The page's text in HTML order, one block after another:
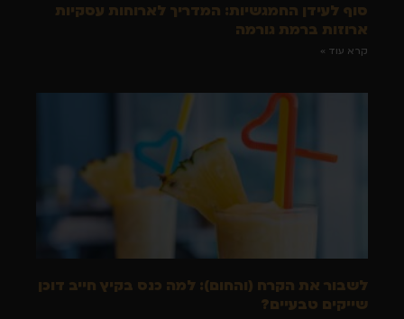
סוף לעידן החמגשיות: המדריך לארוחות עסקיות
ארוזות ברמת גורמה
קרא עוד »
לשבור את הקרח (והחום): למה כנס בקיץ חייב דוכן
שייקים טבעיים?